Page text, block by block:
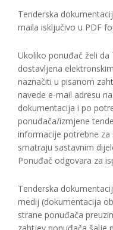
Tenderska
maila isključivo u PDF
Ukoliko ponuđač želi
dostavljena
naznačiti u pisanom
navede e-mail adresu
dokumentacija i po
ponuđača/izmjene
informacije potrebne za
smatraju sastavnim
Ponuđač odgovara za
Tenderska
medij (dokumentacija
strane ponuđača